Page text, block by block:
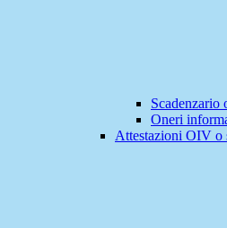
Scadenzario
Oneri
Attestazioni OIV o